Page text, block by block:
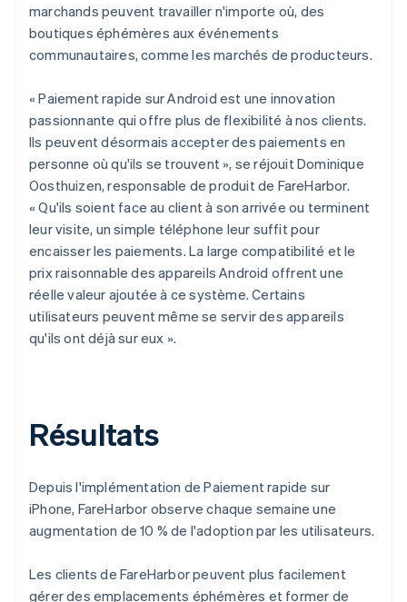
marchands peuvent travailler n'importe où, des
boutiques éphémères aux événements
communautaires, comme les marchés de producteurs.
« Paiement rapide sur Android est une innovation
passionnante qui offre plus de flexibilité à nos clients.
Ils peuvent désormais accepter des paiements en
personne où qu'ils se trouvent », se réjouit Dominique
Oosthuizen, responsable de produit de FareHarbor.
« Qu'ils soient face au client à son arrivée ou terminent
leur visite, un simple téléphone leur suffit pour
encaisser les paiements. La large compatibilité et le
prix raisonnable des appareils Android offrent une
réelle valeur ajoutée à ce système. Certains
utilisateurs peuvent même se servir des appareils
qu'ils ont déjà sur eux ».
Résultats
Depuis l'implémentation de Paiement rapide sur
iPhone, FareHarbor observe chaque semaine une
augmentation de 10 % de l'adoption par les utilisateurs.
Les clients de FareHarbor peuvent plus facilement
gérer des emplacements éphémères et former de